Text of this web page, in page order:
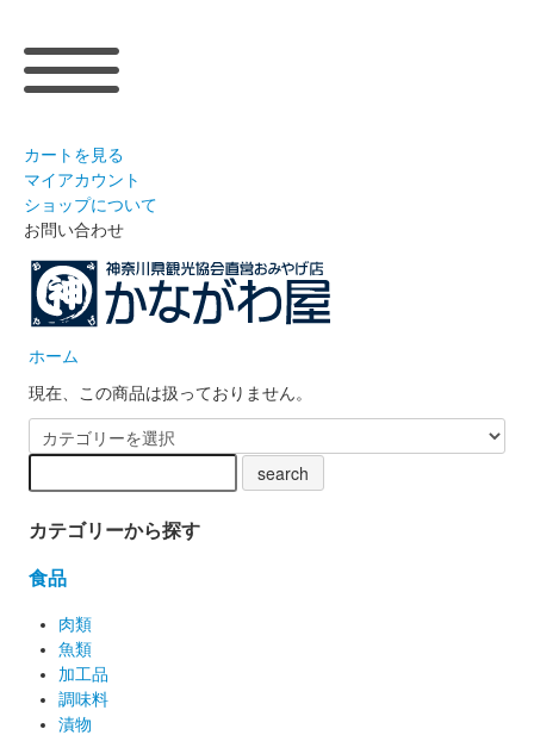
カートを見る
マイアカウント
ショップについて
お問い合わせ
ホーム
現在、この商品は扱っておりません。
カテゴリーから探す
食品
肉類
魚類
加工品
調味料
漬物